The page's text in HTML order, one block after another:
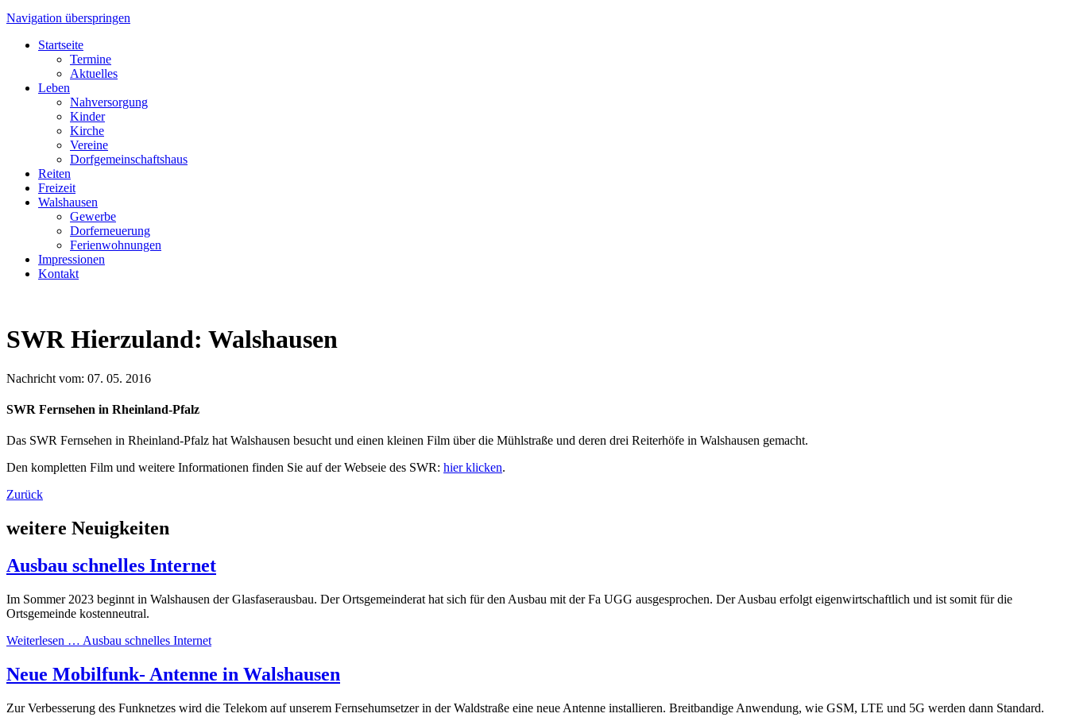
Navigation überspringen
Startseite
Termine
Aktuelles
Leben
Nahversorgung
Kinder
Kirche
Vereine
Dorfgemeinschaftshaus
Reiten
Freizeit
Walshausen
Gewerbe
Dorferneuerung
Ferienwohnungen
Impressionen
Kontakt
SWR Hierzuland: Walshausen
Nachricht vom: 07. 05. 2016
SWR Fernsehen in Rheinland-Pfalz
Das SWR Fernsehen in Rheinland-Pfalz hat Walshausen besucht und einen kleinen Film über die Mühlstraße und deren drei Reiterhöfe in Walshausen gemacht.
Den kompletten Film und weitere Informationen finden Sie auf der Webseie des SWR: hier klicken.
Zurück
weitere Neuigkeiten
Ausbau schnelles Internet
Im Sommer 2023 beginnt in Walshausen der Glasfaserausbau. Der Ortsgemeinderat hat sich für den Ausbau mit der Fa UGG ausgesprochen. Der Ausbau erfolgt eigenwirtschaftlich und ist somit für die
Ortsgemeinde kostenneutral.
Weiterlesen … Ausbau schnelles Internet
Neue Mobilfunk- Antenne in Walshausen
Zur Verbesserung des Funknetzes wird die Telekom auf unserem Fernsehumsetzer in der Waldstraße eine neue Antenne installieren. Breitbandige Anwendung, wie GSM, LTE und 5G werden dann Standard.